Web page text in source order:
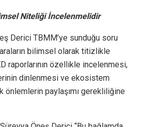
Niteliği İncelenmelidir
Derici TBMM’ye sunduğu soru
bilimsel olarak titizlikle
raporlarının özellikle incelenmesi,
dinlenmesi ve ekosistem
önlemlerin paylaşımı gerekliliğine